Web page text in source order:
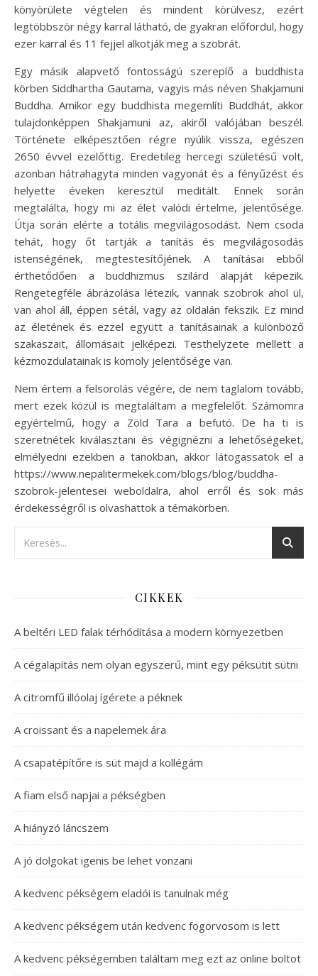
könyörülete végtelen és mindent körülvesz, ezért
legtöbbször négy karral látható, de gyakran előfordul, hogy
ezer karral és 11 fejjel alkotják meg a szobrát.
Egy másik alapvető fontosságú szereplő a buddhista
körben Siddhartha Gautama, vagyis más néven Shakjamuni
Buddha. Amikor egy buddhista megemlíti Buddhát, akkor
tulajdonképpen Shakjamuni az, akiről valójában beszél.
Története elképesztően régre nyúlik vissza, egészen
2650 évvel ezelőttig. Eredetileg hercegi születésű volt,
azonban hátrahagyta minden vagyonát és a fényűzést és
helyette éveken keresztül meditált. Ennek során
megtalálta, hogy mi az élet valódi értelme, jelentősége.
Útja során elérte a totális megvilágosodást. Nem csoda
tehát, hogy őt tartják a tanítás és megvilágosodás
istenségének, megtestesítőjének. A tanításai ebből
érthetődően a buddhizmus szilárd alapját képezik.
Rengetegféle ábrázolása létezik, vannak szobrok ahol ül,
van ahol áll, éppen sétál, vagy az oldalán fekszik. Ez mind
az életének és ezzel együtt a tanításainak a különböző
szakaszait, állomásait jelképezi. Testhelyzete mellett a
kézmozdulatainak is komoly jelentősége van.
Nem értem a felsorolás végére, de nem taglalom tovább,
mert ezek közül is megtaláltam a megfelelőt. Számomra
egyértelmű, hogy a Zöld Tara a befutó. De ha ti is
szeretnétek kiválasztani és végignézni a lehetőségeket,
elmélyedni ezekben a tanokban, akkor látogassatok el a
https://www.nepalitermekek.com/blogs/blog/buddha-
szobrok-jelentesei weboldalra, ahol erről és sok más
érdekességről is olvashattok a témakörben.
CIKKEK
A beltéri LED falak térhódítása a modern környezetben
A cégalapítás nem olyan egyszerű, mint egy péksütit sütni
A citromfű illóolaj ígérete a péknek
A croissant és a napelemek ára
A csapatépítőre is süt majd a kollégám
A fiam első napjai a pékségben
A hiányzó láncszem
A jó dolgokat igenis be lehet vonzani
A kedvenc pékségem eladói is tanulnak még
A kedvenc pékségem után kedvenc fogorvosom is lett
A kedvenc pékségemben találtam meg ezt az online boltot